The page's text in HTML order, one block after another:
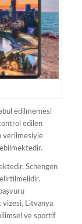
edilmemesi
edilen
verilmesiyle
Schengen
vizesi, Litvanya
ve sportif